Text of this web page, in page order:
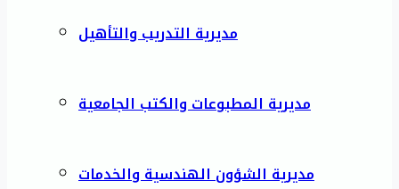
مديرية التدريب والتأهيل
مديرية المطبوعات والكتب الجامعية
مديرية الشؤون الهندسية والخدمات